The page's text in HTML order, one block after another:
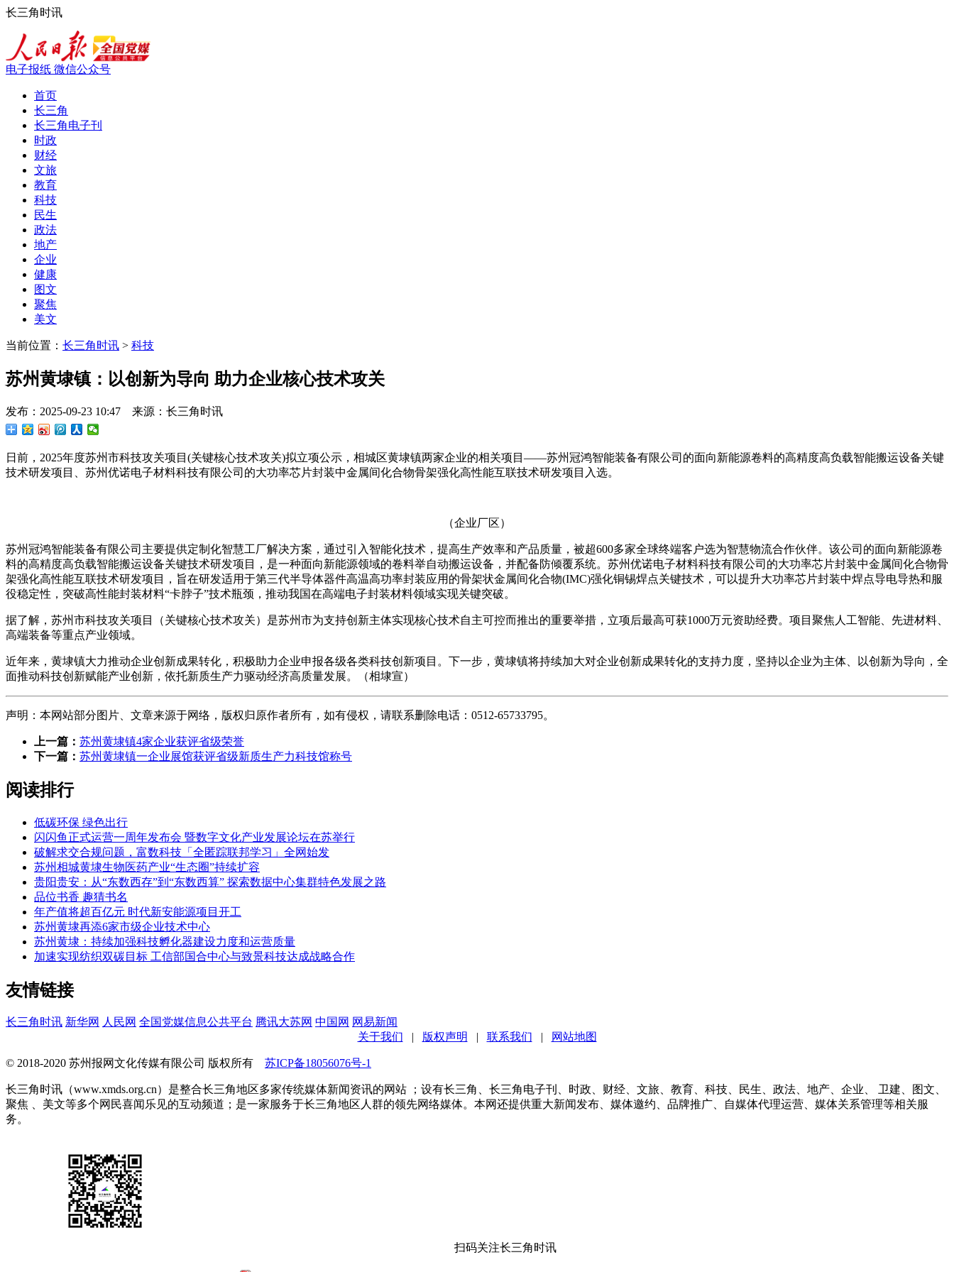
长三角时讯
电子报纸 微信公众号
首页
长三角
长三角电子刊
时政
财经
文旅
教育
科技
民生
政法
地产
企业
健康
图文
聚焦
美文
当前位置： 长三角时讯 > 科技
苏州黄埭镇：以创新为导向 助力企业核心技术攻关
发布：2025-09-23 10:47 来源：长三角时讯
日前，2025年度苏州市科技攻关项目(关键核心技术攻关)拟立项公示，相城区黄埭镇两家企业的相关项目——苏州冠鸿智能装备有限公司的面向新能源卷料的高精度高负载智能搬运设备关键
技术研发项目、苏州优诺电子材料科技有限公司的大功率芯片封装中金属间化合物骨架强化高性能互联技术研发项目入选。
（企业厂区）
苏州冠鸿智能装备有限公司主要提供定制化智慧工厂解决方案，通过引入智能化技术，提高生产效率和产品质量，被超600多家全球终端客户选为智慧物流合作伙伴。该公司的面向新能源卷
料的高精度高负载智能搬运设备关键技术研发项目，是一种面向新能源领域的卷料举自动搬运设备，并配备防倾覆系统。苏州优诺电子材料科技有限公司的大功率芯片封装中金属间化合物骨
架强化高性能互联技术研发项目，旨在研发适用于第三代半导体器件高温高功率封装应用的骨架状金属间化合物(IMC)强化铜锡焊点关键技术，可以提升大功率芯片封装中焊点导电导热和服
役稳定性，突破高性能封装材料“卡脖子”技术瓶颈，推动我国在高端电子封装材料领域实现关键突破。
据了解，苏州市科技攻关项目（关键核心技术攻关）是苏州市为支持创新主体实现核心技术自主可控而推出的重要举措，立项后最高可获1000万元资助经费。项目聚焦人工智能、先进材料、
高端装备等重点产业领域。
近年来，黄埭镇大力推动企业创新成果转化，积极助力企业申报各级各类科技创新项目。下一步，黄埭镇将持续加大对企业创新成果转化的支持力度，坚持以企业为主体、以创新为导向，全
面推动科技创新赋能产业创新，依托新质生产力驱动经济高质量发展。（相埭宣）
声明：本网站部分图片、文章来源于网络，版权归原作者所有，如有侵权，请联系删除电话：0512-65733795。
上一篇： 苏州黄埭镇4家企业获评省级荣誉
下一篇： 苏州黄埭镇一企业展馆获评省级新质生产力科技馆称号
阅读排行
低碳环保 绿色出行
闪闪鱼正式运营一周年发布会 暨数字文化产业发展论坛在苏举行
破解求交合规问题，富数科技「全匿踪联邦学习」全网始发
苏州相城黄埭生物医药产业“生态圈”持续扩容
贵阳贵安：从“东数西存”到“东数西算” 探索数据中心集群特色发展之路
品位书香 趣猜书名
年产值将超百亿元 时代新安能源项目开工
苏州黄埭再添6家市级企业技术中心
苏州黄埭：持续加强科技孵化器建设力度和运营质量
加速实现纺织双碳目标 工信部国合中心与致景科技达成战略合作
友情链接
长三角时讯 新华网 人民网 全国党媒信息公共平台 腾讯大苏网 中国网 网易新闻
关于我们
| 版权声明 | 联系我们 | 网站地图
© 2018-2020 苏州报网文化传媒有限公司 版权所有 苏ICP备18056076号-1
长三角时讯（www.xmds.org.cn）是整合长三角地区多家传统媒体新闻资讯的网站 ；设有长三角、长三角电子刊、时政、财经、文旅、教育、科技、民生、政法、地产、企业、 卫建、图文、
聚焦 、美文等多个网民喜闻乐见的互动频道；是一家服务于长三角地区人群的领先网络媒体。本网还提供重大新闻发布、媒体邀约、品牌推广、自媒体代理运营、媒体关系管理等相关服
务。
扫码关注长三角时讯